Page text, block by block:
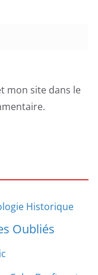
mon site dans le
Historique
Oubliés